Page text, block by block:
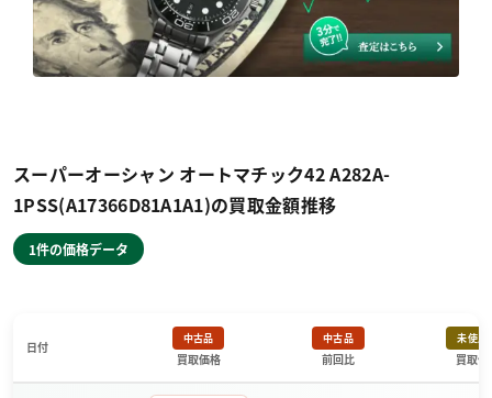
スーパーオーシャン オートマチック42 A282A-
1PSS(A17366D81A1A1)の買取金額推移
1件の価格データ
日付
中古品
買取価格
中古品
前回比
未使用
買取価